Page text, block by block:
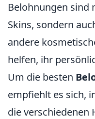
Belohnungen sind
Skins, sondern
andere
helfen, ihr
Um die besten
empfiehlt es sich,
die verschiedenen